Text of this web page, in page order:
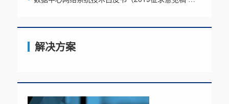
解决方案